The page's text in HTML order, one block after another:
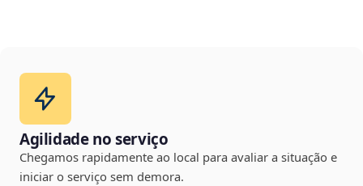
Agilidade no serviço
Chegamos rapidamente ao local para avaliar a situação e
iniciar o serviço sem demora.